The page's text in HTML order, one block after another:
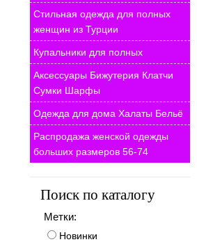
Стильная одежда для полных
женщин из Турции
Купальники для полных
Аксессуары Бижутерия Клатчи
Сумки Шарфы
Одежда для дома Халаты Бельё
Распродажа женской одежды
больших размеров 56-74
Поиск по каталогу
Метки:
Новинки